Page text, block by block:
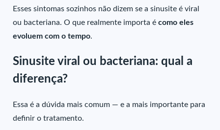
Esses sintomas sozinhos não dizem se a sinusite é viral
ou bacteriana. O que realmente importa écomo eles
evoluem com o tempo.
Sinusite viral ou bacteriana: qual a
diferença?
Essa é a dúvida mais comum — e a mais importante para
definir o tratamento.